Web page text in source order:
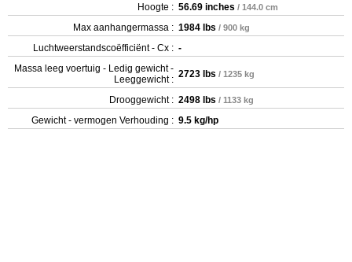
Hoogte : 56.69 inches / 144.0 cm
Max aanhangermassa : 1984 lbs / 900 kg
Luchtweerstandscoëfficiënt - Cx : -
Massa leeg voertuig - Ledig gewicht -
Leeggewicht : 2723 lbs / 1235 kg
Drooggewicht : 2498 lbs / 1133 kg
Gewicht - vermogen Verhouding : 9.5 kg/hp